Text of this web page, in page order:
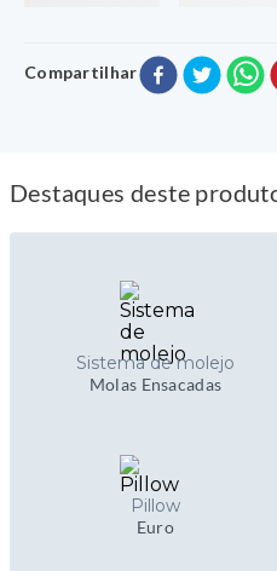
Compartilhar
Destaques deste
Sistema de molejo
Molas Ensacadas
Pillow
Euro